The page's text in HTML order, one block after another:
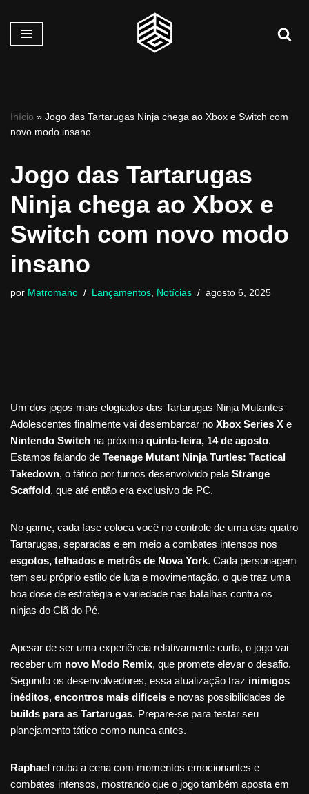
Pular
Início » Jogo das Tartarugas Ninja chega ao Xbox e Switch com
novo modo insano
Jogo das Tartarugas
Ninja chega ao Xbox e
Switch com novo modo
insano
por Matromano Lançamentos, Notícias agosto 6, 2025
Um dos jogos mais elogiados das Tartarugas Ninja Mutantes
Adolescentes finalmente vai desembarcar no Xbox Series X e
Nintendo Switch na próxima quinta-feira, 14 de agosto.
Estamos falando de Teenage Mutant Ninja Turtles: Tactical
Takedown, o tático por turnos desenvolvido pela Strange
Scaffold, que até então era exclusivo de PC.
No game, cada fase coloca você no controle de uma das quatro
Tartarugas, separadas e em meio a combates intensos nos
esgotos, telhados e metrôs de Nova York. Cada personagem
tem seu próprio estilo de luta e movimentação, o que traz uma
boa dose de estratégia e variedade nas batalhas contra os
ninjas do Clã do Pé.
Apesar de ser uma experiência relativamente curta, o jogo vai
receber um novo Modo Remix, que promete elevar o desafio.
Segundo os desenvolvedores, essa atualização traz inimigos
inéditos, encontros mais difíceis e novas possibilidades de
builds para as Tartarugas. Prepare-se para testar seu
planejamento tático como nunca antes.
Raphael rouba a cena com momentos emocionantes e
combates intensos, mostrando que o jogo também aposta em